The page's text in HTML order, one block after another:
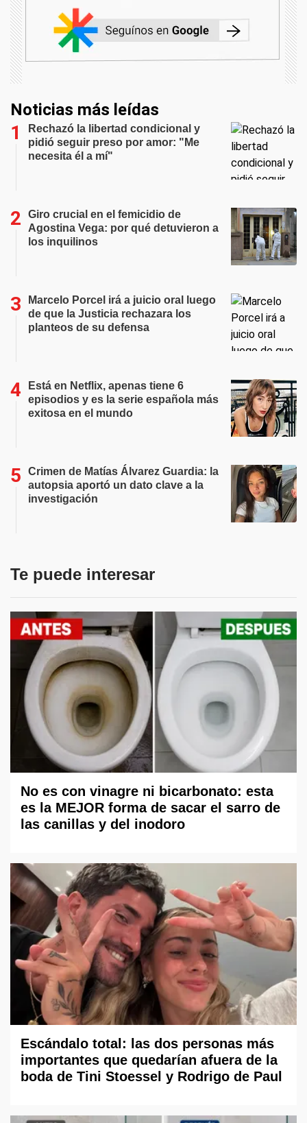
Noticias más leídas
Rechazó la libertad condicional y
pidió seguir preso por amor: "Me
necesita él a mí"
Giro crucial en el femicidio de
Agostina Vega: por qué detuvieron a
los inquilinos
Marcelo Porcel irá a juicio oral luego
de que la Justicia rechazara los
planteos de su defensa
Está en Netflix, apenas tiene 6
episodios y es la serie española más
exitosa en el mundo
Crimen de Matías Álvarez Guardia: la
autopsia aportó un dato clave a la
investigación
Te puede interesar
No es con vinagre ni bicarbonato: esta
es la MEJOR forma de sacar el sarro de
las canillas y del inodoro
Escándalo total: las dos personas más
importantes que quedarían afuera de la
boda de Tini Stoessel y Rodrigo de Paul